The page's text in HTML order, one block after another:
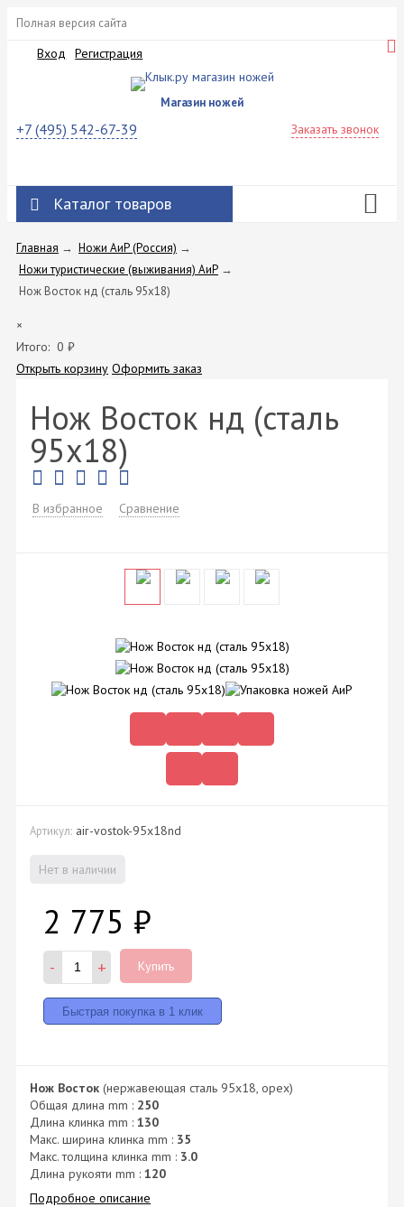
Полная версия сайта
Вход Регистрация
Магазин ножей
+7 (495) 542-67-39 Заказать звонок
Каталог товаров
Главная → Ножи АиР (Россия) →
Ножи туристические (выживания) АиР →
Нож Восток нд (сталь 95х18)
×
Итого: 0 ₽
Открыть корзину Оформить заказ
Нож Восток нд (сталь
95х18)
В избранное Сравнение
Артикул: air-vostok-95x18nd
Нет в наличии
2 775 ₽
- + Купить
Нож Восток (нержавеющая сталь 95х18, орех)
Общая длина mm : 250
Длина клинка mm : 130
Макс. ширина клинка mm : 35
Макс. толщина клинка mm : 3.0
Длина рукояти mm : 120
Подробное описание